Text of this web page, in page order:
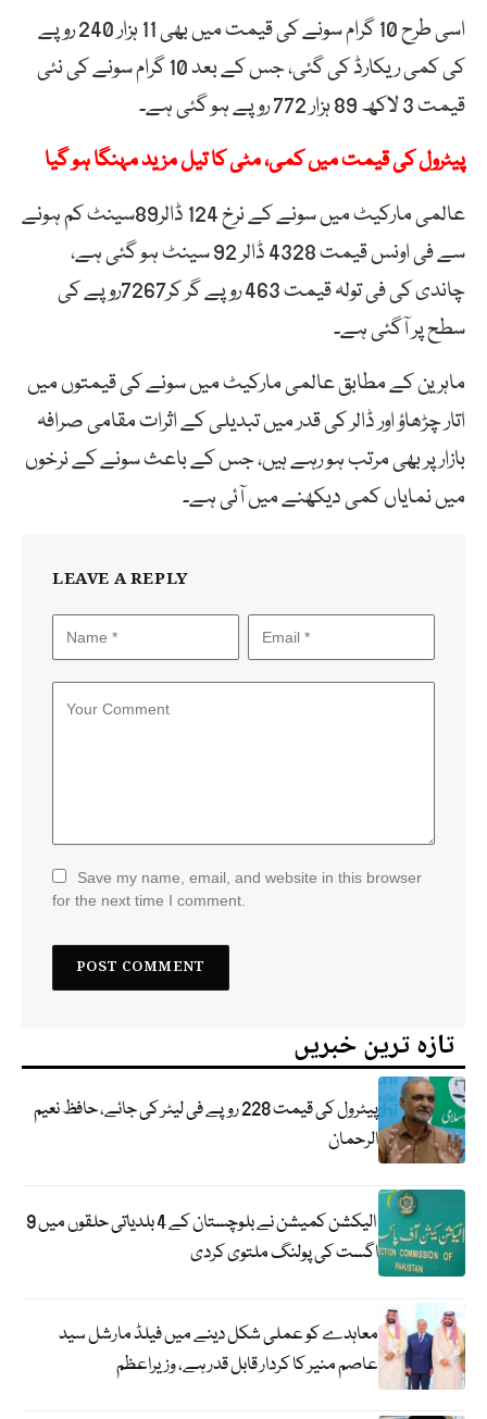
اسی طرح 10 گرام سونے کی قیمت میں بھی 11 ہزار 240 روپے
کی کمی ریکارڈ کی گئی، جس کے بعد 10 گرام سونے کی نئی
قیمت 3 لاکھ 89 ہزار 772 روپے ہو گئی ہے۔
پیٹرول کی قیمت میں کمی، مٹی کا تیل مزید مہنگا ہو گیا
عالمی مارکیٹ میں سونے کے نرخ 124 ڈالر89سینٹ کم ہونے
سے فی اونس قیمت 4328 ڈالر 92 سینٹ ہو گئی ہے،
چاندی کی فی تولہ قیمت 463 روپے گر کر7267روپے کی
سطح پر آگئی ہے۔
ماہرین کے مطابق عالمی مارکیٹ میں سونے کی قیمتوں میں
اتار چڑھاؤ اور ڈالر کی قدر میں تبدیلی کے اثرات مقامی صرافہ
بازار پر بھی مرتب ہو رہے ہیں، جس کے باعث سونے کے نرخوں
میں نمایاں کمی دیکھنے میں آئی ہے۔
LEAVE A REPLY
Save my name, email, and website in this browser
for the next time I comment.
تازہ ترین خبریں
پیٹرول کی قیمت 228 روپے فی لیٹر کی جائے، حافظ نعیم
الرحمان
الیکشن کمیشن نے بلوچستان کے 4 بلدیاتی حلقوں میں 9
اگست کی پولنگ ملتوی کردی
معاہدے کو عملی شکل دینے میں فیلڈ مارشل سید
عاصم منیر کا کردار قابل قدر ہے، وزیراعظم